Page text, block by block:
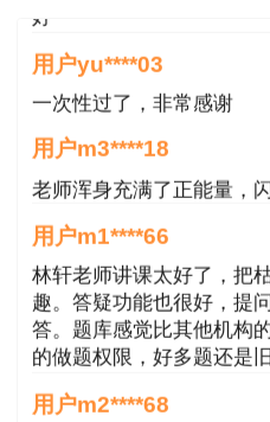
题）
14:00-
16:30
4月10
日
9:00-11:30
14:00-
17:00
现代咨
三、报名事项
用户yu****03
一次性过了，非常感谢
用户m3****18
老师浑身充满了正能量，
用户m1****66
林轩老师讲课太好了，把
趣。答疑功能也很好，提
答。题库感觉比其他机构
的做题权限，好多题还是
用户m2****68